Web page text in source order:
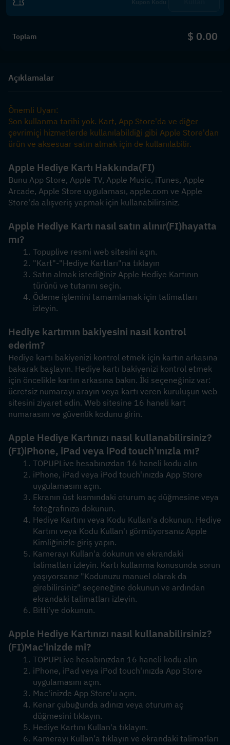
Toplam $ 0.00
Açıklamalar
Önemli Uyarı:
Son kullanma tarihi yok. Kart, App Store'da ve diğer
çevrimiçi hizmetlerde kullanılabildiği gibi Apple Store'dan
ürün ve aksesuar satın almak için de kullanılabilir.
Apple Hediye Kartı Hakkında(FI)
Bunu App Store, Apple TV, Apple Music, iTunes, Apple
Arcade, Apple Store uygulaması, apple.com ve Apple
Store'da alışveriş yapmak için kullanabilirsiniz.
Apple Hediye Kartı nasıl satın alınır(FI)hayatta
mı?
Topuplive resmi web sitesini açın.
"Kart"-"Hediye Kartları"na tıklayın
Satın almak istediğiniz Apple Hediye Kartının
türünü ve tutarını seçin.
Ödeme işlemini tamamlamak için talimatları
izleyin.
Hediye kartımın bakiyesini nasıl kontrol
ederim?
Hediye kartı bakiyenizi kontrol etmek için kartın arkasına
bakarak başlayın. Hediye kartı bakiyenizi kontrol etmek
için öncelikle kartın arkasına bakın. İki seçeneğiniz var:
ücretsiz numarayı arayın veya kartı veren kuruluşun web
sitesini ziyaret edin. Web sitesine 16 haneli kart
numarasını ve güvenlik kodunu girin.
Apple Hediye Kartınızı nasıl kullanabilirsiniz?
(FI)iPhone, iPad veya iPod touch'ınızla mı?
TOPUPLive hesabınızdan 16 haneli kodu alın
iPhone, iPad veya iPod touch'ınızda App Store
uygulamasını açın.
Ekranın üst kısmındaki oturum aç düğmesine veya
fotoğrafınıza dokunun.
Hediye Kartını veya Kodu Kullan'a dokunun. Hediye
Kartını veya Kodu Kullan'ı görmüyorsanız Apple
Kimliğinizle giriş yapın.
Kamerayı Kullan'a dokunun ve ekrandaki
talimatları izleyin. Kartı kullanma konusunda sorun
yaşıyorsanız "Kodunuzu manuel olarak da
girebilirsiniz" seçeneğine dokunun ve ardından
ekrandaki talimatları izleyin.
Bitti'ye dokunun.
Apple Hediye Kartınızı nasıl kullanabilirsiniz?
(FI)Mac'inizde mi?
TOPUPLive hesabınızdan 16 haneli kodu alın
iPhone, iPad veya iPod touch'ınızda App Store
uygulamasını açın.
Mac'inizde App Store'u açın.
Kenar çubuğunda adınızı veya oturum aç
düğmesini tıklayın.
Hediye Kartını Kullan'a tıklayın.
Kamerayı Kullan'a tıklayın ve ekrandaki talimatları